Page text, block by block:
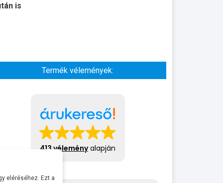
is
Termék vélemények:
413 véleményalapján
eléréséhez. Ezt a